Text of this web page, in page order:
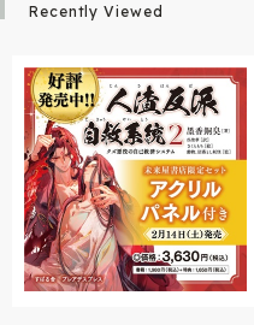
Recently Viewed